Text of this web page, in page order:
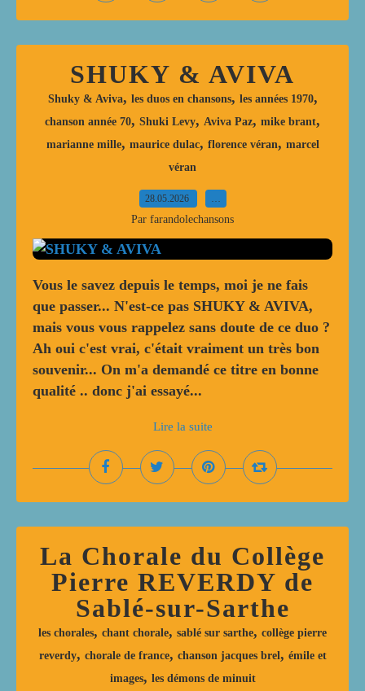
SHUKY & AVIVA
Shuky & Aviva, les duos en chansons, les années 1970,
chanson année 70, Shuki Levy, Aviva Paz, mike brant,
marianne mille, maurice dulac, florence véran, marcel
véran
28.05.2026 …
Par farandolechansons
Vous le savez depuis le temps, moi je ne fais
que passer... N'est-ce pas SHUKY & AVIVA,
mais vous vous rappelez sans doute de ce duo ?
Ah oui c'est vrai, c'était vraiment un très bon
souvenir... On m'a demandé ce titre en bonne
qualité .. donc j'ai essayé...
Lire la suite
La Chorale du Collège
Pierre REVERDY de
Sablé-sur-Sarthe
les chorales, chant chorale, sablé sur sarthe, collège pierre
reverdy, chorale de france, chanson jacques brel, émile et
images, les démons de minuit